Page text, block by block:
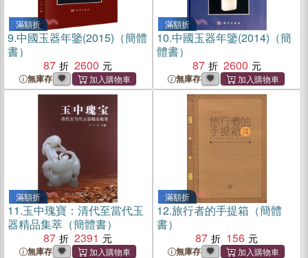
滿額折
9.中國玉器年鑒(2015)（簡體
書）
87
2600
無庫存
滿額折
10.中國玉器年鑒(2014)（簡
體書）
87
2600
無庫存
滿額折
11.玉中瑰寶：清代至當代玉
器精品集萃（簡體書）
87
2391
無庫存
滿額折
12.旅行者的手提箱（簡體
書）
87
156
無庫存